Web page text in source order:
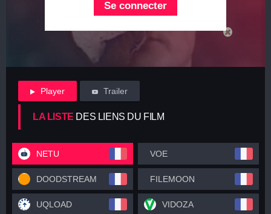
Se connecter
Player Trailer
LA LISTE DES LIENS DU FILM
NETU VOE
DOODSTREAM FILEMOON
UQLOAD VIDOZA